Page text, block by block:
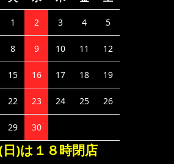
1 2 3 4 5
8 9 10 11 12
15 16 17 18 19
22 23 24 25 26
29 30
日)は１８時閉店